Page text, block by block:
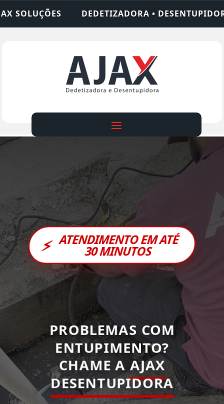
• DESENTUPIDORA • LIMPEZA DE FOSSA
⚡ ATENDIMENTO EM ATÉ
30 MINUTOS
PROBLEMAS COM
ENTUPIMENTO?
CHAME A AJAX
DESENTUPIDORA